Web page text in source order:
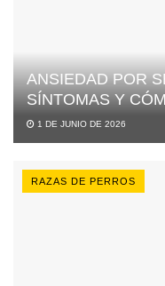
ANSIEDAD POR
SÍNTOMAS Y
1 DE JUNIO DE 2026
RAZAS DE PERROS